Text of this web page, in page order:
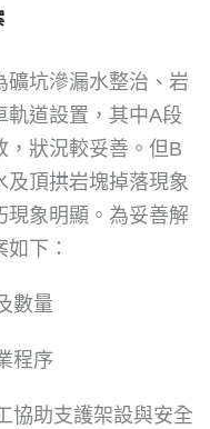
礦坑滲漏水整治、岩
軌道設置，其中A段
，狀況較妥善。但B
及頂拱岩塊掉落現象
現象明顯。為妥善解
下：
數量
程序
協助支護架設與安全